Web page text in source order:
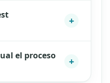
+
el proceso
+